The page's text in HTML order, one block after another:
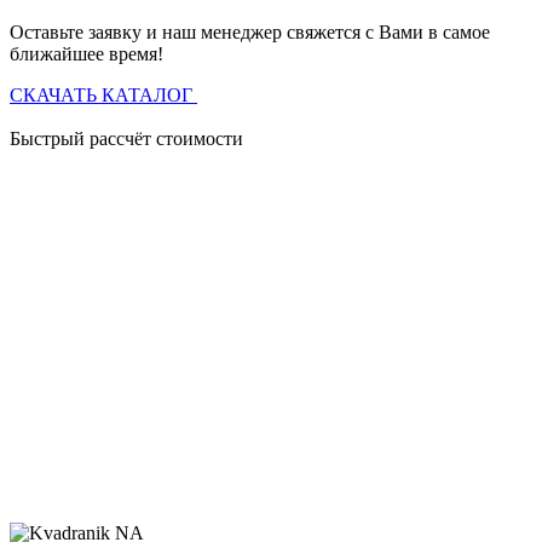
Оставьте заявку и наш менеджер свяжется с Вами в самое
ближайшее время!
СКАЧАТЬ КАТАЛОГ
Быстрый рассчёт стоимости